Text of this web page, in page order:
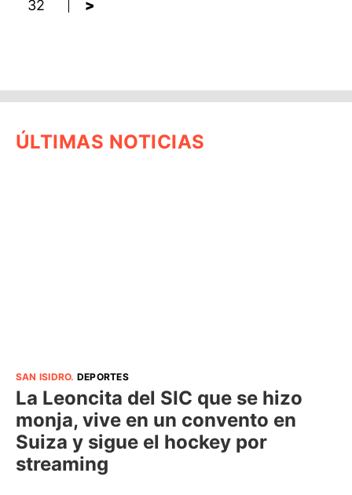
32 >
ÚLTIMAS NOTICIAS
SAN ISIDRO. DEPORTES
La Leoncita del SIC que se hizo
monja, vive en un convento en
Suiza y sigue el hockey por
streaming